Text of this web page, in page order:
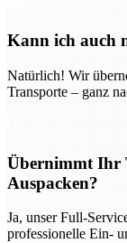
Kann ich auch
Natürlich! Wir
Transporte – ganz
Übernimmt Ihr
Auspacken?
Ja, unser Full-
professionelle Ein-